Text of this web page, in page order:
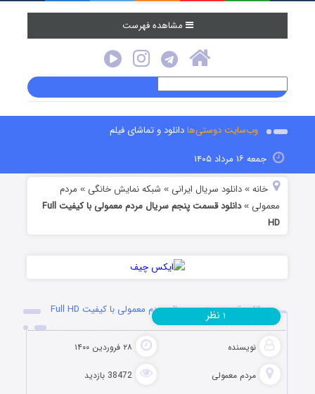
مشاهده فهرست
وب‌سایت دوستی‌هادانلود و تماشای فیلم
جمعه ۱۶ مرداد ۱۴۰۵
خانه »دانلود سریال ایرانی » شبکه نمایش خانگی » مردم
معمولی »
دانلود قسمت پنجم سریال مردم معمولی با کیفیت Full
HD
دانلود قسمت پنجم سریال مردم معمولی با کیفیت Full HD
نویسنده ۲۸ فروردین ۱۴۰۰
مردم معمولی 38472 بازدید
۱ نظر